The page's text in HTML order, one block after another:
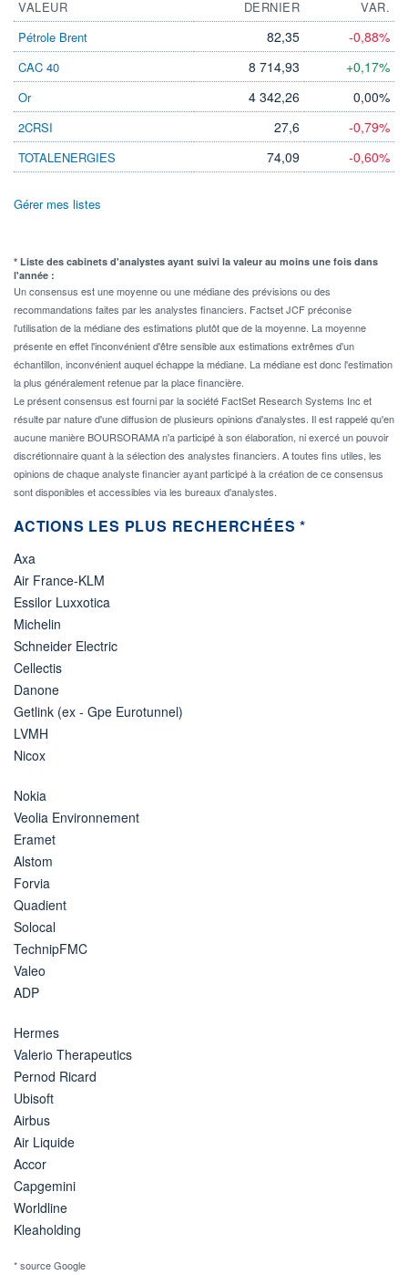
VALEUR DERNIER
VAR.
Pétrole Brent
82,35 -0,88%
CAC 40 8 714,93 +0,17%
Or 4 342,26 0,00%
2CRSI 27,6 -0,79%
TOTALENERGIES 74,09 -0,60%
Gérer mes listes
* Liste des cabinets d'analystes ayant suivi la valeur au moins une fois dans
l'année :
Un consensus est une moyenne ou une médiane des prévisions ou des
recommandations faites par les analystes financiers. Factset JCF préconise
l'utilisation de la médiane des estimations plutôt que de la moyenne. La moyenne
présente en effet l'inconvénient d'être sensible aux estimations extrêmes d'un
échantillon, inconvénient auquel échappe la médiane. La médiane est donc l'estimation
la plus généralement retenue par la place financière.
Le présent consensus est fourni par la société FactSet Research Systems Inc et
résulte par nature d'une diffusion de plusieurs opinions d'analystes. Il est rappelé qu'en
aucune manière BOURSORAMA n'a participé à son élaboration, ni exercé un pouvoir
discrétionnaire quant à la sélection des analystes financiers. A toutes fins utiles, les
opinions de chaque analyste financier ayant participé à la création de ce consensus
sont disponibles et accessibles via les bureaux d'analystes.
ACTIONS LES PLUS RECHERCHÉES *
Axa
Air France-KLM
Essilor Luxxotica
Michelin
Schneider Electric
Cellectis
Danone
Getlink (ex - Gpe Eurotunnel)
LVMH
Nicox
Nokia
Veolia Environnement
Eramet
Alstom
Forvia
Quadient
Solocal
TechnipFMC
Valeo
ADP
Hermes
Valerio Therapeutics
Pernod Ricard
Ubisoft
Airbus
Air Liquide
Accor
Capgemini
Worldline
Kleaholding
* source Google